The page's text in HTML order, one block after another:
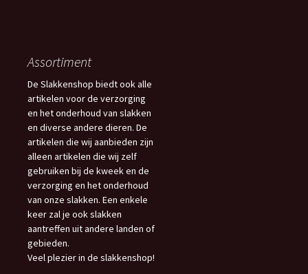
Assortiment
De Slakkenshop biedt ook alle
artikelen voor de verzorging
en het onderhoud van slakken
en diverse andere dieren. De
artikelen die wij aanbieden zijn
alleen artikelen die wij zelf
gebruiken bij de kweek en de
verzorging en het onderhoud
van onze slakken. Een enkele
keer zal je ook slakken
aantreffen uit andere landen of
gebieden.
Veel plezier in de slakkenshop!